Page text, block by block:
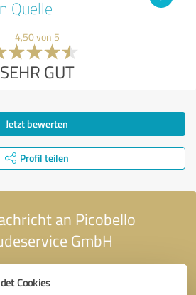
Cookies
Quelle
4,50 von 5
SEHR GUT
Jetzt bewerten
Profil teilen
an Picobello
GmbH